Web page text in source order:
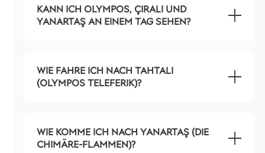
KANN ICH OLYMPOS, ÇIRALI UND
YANARTAŞ AN EINEM TAG SEHEN?
WIE FAHRE ICH NACH TAHTALI
(OLYMPOS TELEFERIK)?
WIE KOMME ICH NACH YANARTAŞ (DIE
CHIMÄRE-FLAMMEN)?